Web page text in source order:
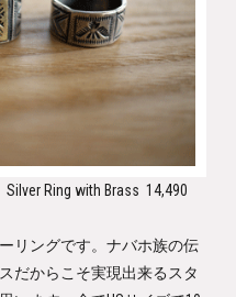
Silver Ring with Brass 14,490
リングです。ナバホ族の伝
だからこそ実現出来るスタ